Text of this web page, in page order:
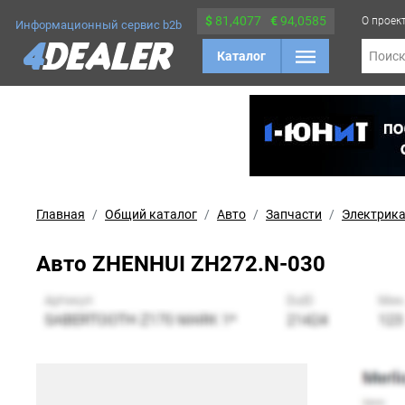
Информационный сервис b2b $ 81,4077 €94,0585
Каталог
О
Поиск
Главная Общий каталог Авто Запчасти Электрика
Авто ZHENHUI ZH272.N-030